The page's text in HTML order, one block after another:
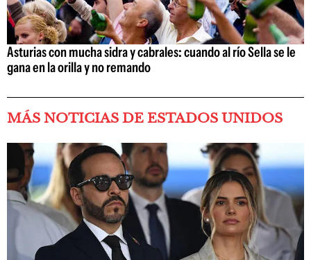
Asturias con mucha sidra y cabrales: cuando al río Sella se le
gana en la orilla y no remando
MÁS NOTICIAS DE ESTADOS UNIDOS